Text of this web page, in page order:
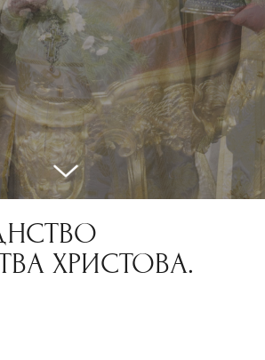
ХРИСТОВА.